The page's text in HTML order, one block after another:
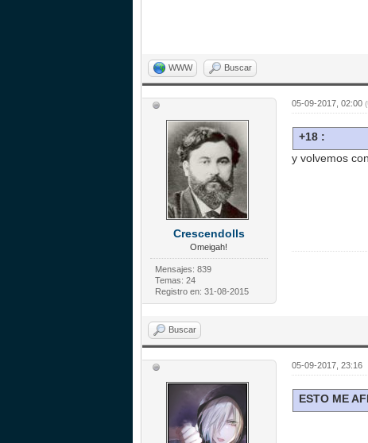
WWW Buscar
Crescendolls
Omeigah!
Mensajes: 839
Temas: 24
Registro en: 31-08-2015
05-09-2017, 02:00
+18 :
y volvemos
Buscar
05-09-2017, 23:16
ESTO ME